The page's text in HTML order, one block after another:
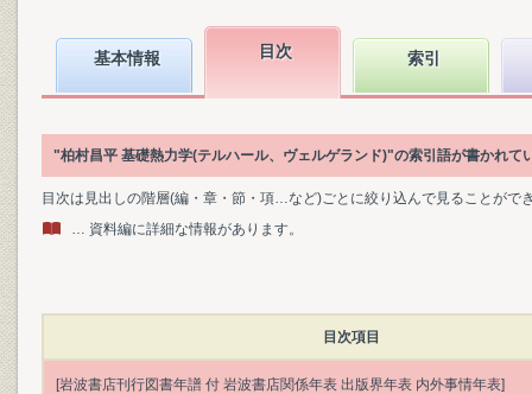
基本情報 目次 索引
"柏村昌平 基礎熱力学(テルハール、ヴェルゲランド)"の索引語が書かれて
目次は見出しの階層(編・章・節・項…など)ごとに絞り込んで見ることがで
… 資料編に詳細な情報があります。
目次項目
[岩波書店刊行図書年譜 付 岩波書店関係年表 出版界年表 内外事情年表]